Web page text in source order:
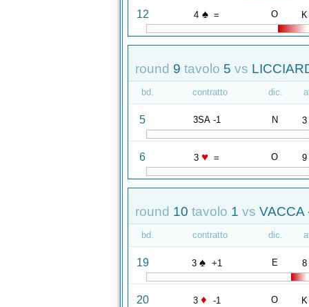
12 4 ♠ = O K
round 9 tavolo 5 vs
bd. contratto dic.
5 3SA -1 N 3
6 3 ♥ = O 9
round 10 tavolo 1 vs VACCA
bd. contratto dic.
19 3 ♠ +1 E 8
20 3 ♦ -1 O K